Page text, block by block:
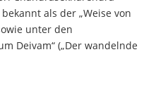
als der „Weise von
unter den
Deivam“ („Der wandelnde